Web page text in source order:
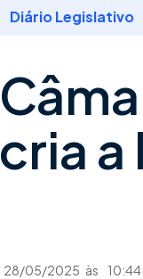
Diário Legislativo
cria a
28/05/2025 às 10:44